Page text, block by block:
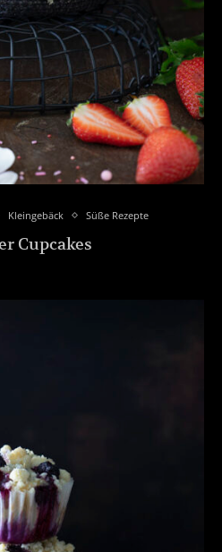
Kleingebäck Süße Rezepte
Cupcakes